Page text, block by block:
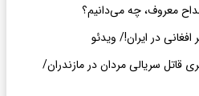
معروف، چه می‌دانیم؟
در ایران!/ ویدئو
قاتل سریالی مردان در مازندران/